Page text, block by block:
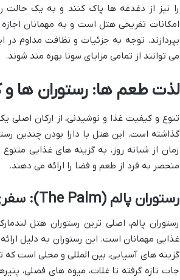
را نیز از دغدغه ها پاک کنند و به یک
امکانات تفریحی هتل است و به مهمانان
بپردازند. توجه به جزئیات و نظافت مداوم
می توانند از تمامی مزایای سونا بهره مند شوند.
لذت طعم ها: رستوران ها و
تنوع و کیفیت غذا و نوشیدنی، از ارکان اصلی
زمان از شبانه روز، به گزینه های غذایی
منحصر به فرد از طعم و فضا را ارائه می دهند.
رستوران پالم (The Palm): سفری به دنیای طعم های بین المللی و عربی
رستوران پالم، اصلی ترین رستوران هتل
غذایی مهمانان است. این رستوران به دلیل
گزینه های آسیایی، بین المللی و محلی است
جات تازه گرفته تا غلات، میوه های فصلی،